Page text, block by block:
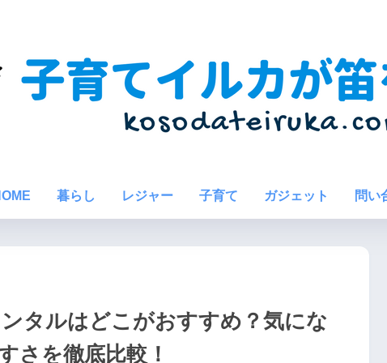
暮らし レジャー 子育て ガジェット 問い
タルはどこがおすすめ？気にな
さを徹底比較！